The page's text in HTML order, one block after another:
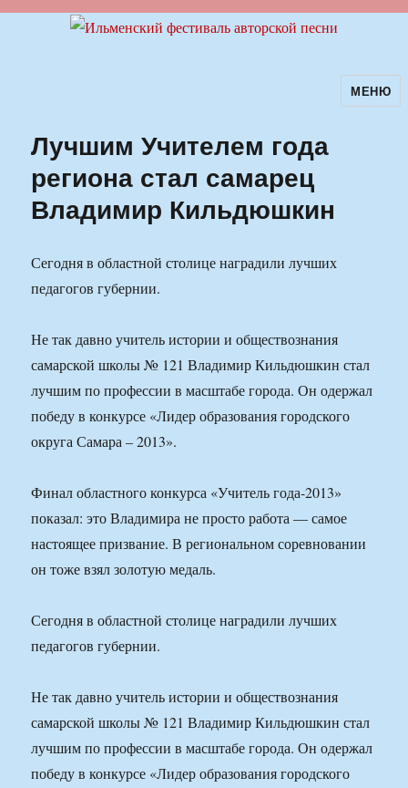
Ильменский фестиваль авторскойМЕНЮ
Лучшим Учителем года
региона стал самарец
Владимир Кильдюшкин
Сегодня в областной столице наградили лучших
педагогов губернии.
Не так давно учитель истории и обществознания
самарской школы № 121 Владимир Кильдюшкин стал
лучшим по профессии в масштабе города. Он одержал
победу в конкурсе «Лидер образования городского
округа Самара – 2013».
Финал областного конкурса «Учитель года-2013»
показал: это Владимира не просто работа — самое
настоящее призвание. В региональном соревновании
он тоже взял золотую медаль.
Сегодня в областной столице наградили лучших
педагогов губернии.
Не так давно учитель истории и обществознания
самарской школы № 121 Владимир Кильдюшкин стал
лучшим по профессии в масштабе города. Он одержал
победу в конкурсе «Лидер образования городского